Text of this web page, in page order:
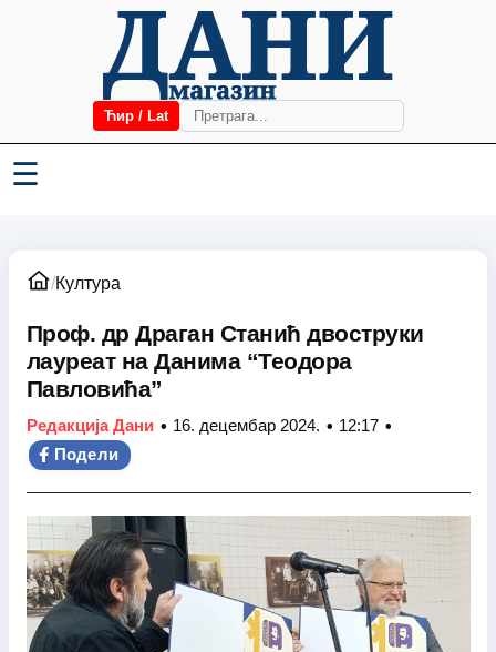
Ћир / Lat
☰
/Култура
Проф. др Драган Станић двоструки
лауреат на Данима “Теодора
Павловића”
Редакција Дани • 16. децембар 2024. • 12:17 •
Подели